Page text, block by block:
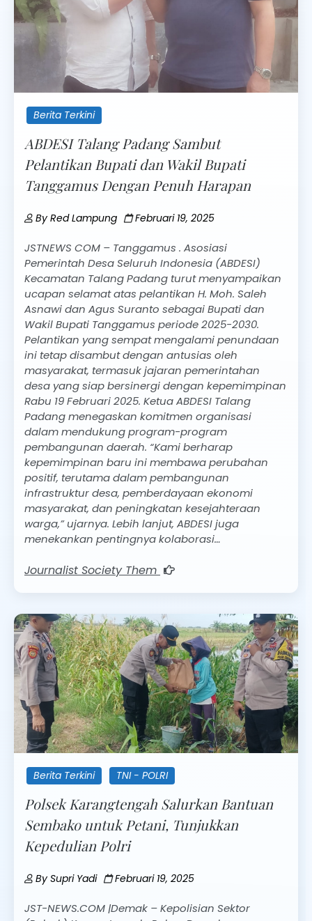
Berita Terkini
ABDESI Talang Padang Sambut
Pelantikan Bupati dan Wakil Bupati
Tanggamus Dengan Penuh Harapan
ByRed Lampung Februari 19, 2025
JSTNEWS COM – Tanggamus . Asosiasi
Pemerintah Desa Seluruh Indonesia (ABDESI)
Kecamatan Talang Padang turut menyampaikan
ucapan selamat atas pelantikan H. Moh. Saleh
Asnawi dan Agus Suranto sebagai Bupati dan
Wakil Bupati Tanggamus periode 2025-2030.
Pelantikan yang sempat mengalami penundaan
ini tetap disambut dengan antusias oleh
masyarakat, termasuk jajaran pemerintahan
desa yang siap bersinergi dengan kepemimpinan
Rabu 19 Februari 2025. Ketua ABDESI Talang
Padang menegaskan komitmen organisasi
dalam mendukung program-program
pembangunan daerah. “Kami berharap
kepemimpinan baru ini membawa perubahan
positif, terutama dalam pembangunan
infrastruktur desa, pemberdayaan ekonomi
masyarakat, dan peningkatan kesejahteraan
warga,” ujarnya. Lebih lanjut, ABDESI juga
menekankan pentingnya kolaborasi…
Journalist Society Them
Berita Terkini TNI - POLRI
Polsek Karangtengah Salurkan Bantuan
Sembako untuk Petani, Tunjukkan
Kepedulian Polri
BySupri Yadi Februari 19, 2025
JST-NEWS.COM |Demak – Kepolisian Sektor